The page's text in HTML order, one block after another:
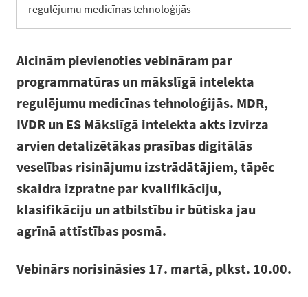
regulējumu medicīnas tehnoloģijās
Aicinām pievienoties vebināram par
programmatūras un mākslīgā intelekta
regulējumu medicīnas tehnoloģijās. MDR,
IVDR un ES Mākslīgā intelekta akts izvirza
arvien detalizētākas prasības digitālās
veselības risinājumu izstrādātājiem, tāpēc
skaidra izpratne par kvalifikāciju,
klasifikāciju un atbilstību ir būtiska jau
agrīnā attīstības posmā.
Vebinārs norisināsies 17. martā, plkst. 10.00.